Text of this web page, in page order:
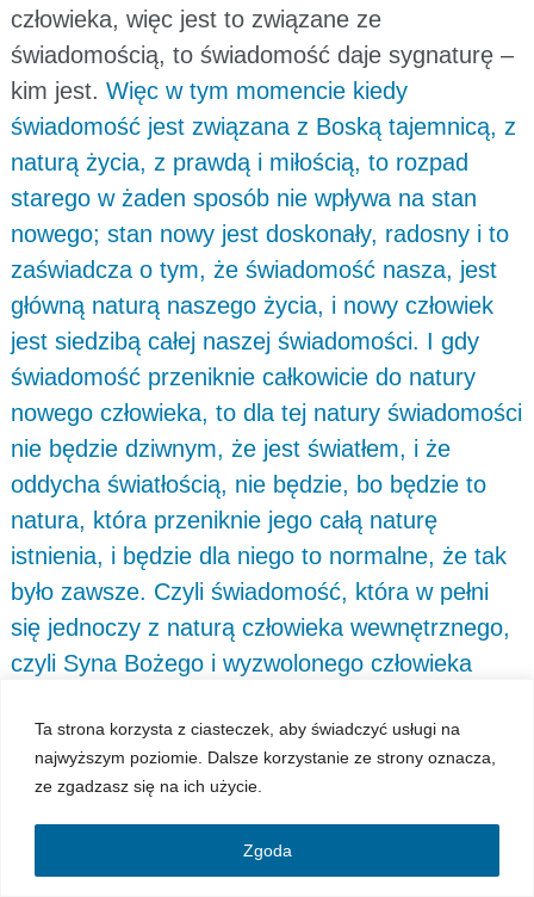
Ta strona korzysta z ciasteczek, aby świadczyć usługi na
najwyższym poziomie. Dalsze korzystanie ze strony oznacza,
ze zgadzasz się na ich użycie.
Zgoda
człowieka, więc jest to związane ze
świadomością, to świadomość daje sygnaturę –
kim jest. Więc w tym momencie kiedy
świadomość jest związana z Boską tajemnicą, z
naturą życia, z prawdą i miłością, to rozpad
starego w żaden sposób nie wpływa na stan
nowego; stan nowy jest doskonały, radosny i to
zaświadcza o tym, że świadomość nasza, jest
główną naturą naszego życia, i nowy człowiek
jest siedzibą całej naszej świadomości. I gdy
świadomość przeniknie całkowicie do natury
nowego człowieka, to dla tej natury świadomości
nie będzie dziwnym, że jest światłem, i że
oddycha światłością, nie będzie, bo będzie to
natura, która przeniknie jego całą naturę
istnienia, i będzie dla niego to normalne, że tak
było zawsze. Czyli świadomość, która w pełni
się jednoczy z naturą człowieka wewnętrznego,
czyli Syna Bożego i wyzwolonego człowieka
już pamięci starej natury, tylko ma pamięć nowej
natury.J 12:25-26: „Ten, kto kocha swoje
na tym świecie, zachowa je na życie
wieczne. A kto by chciał Mi służyć, niech